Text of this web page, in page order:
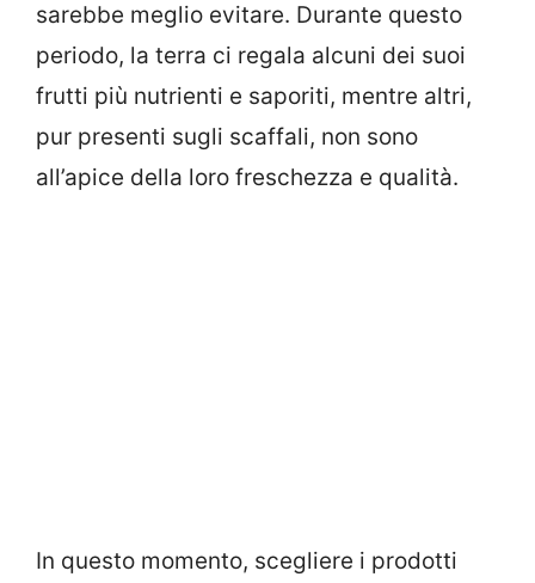
sarebbe meglio evitare. Durante questo
periodo, la terra ci regala alcuni dei suoi
frutti più nutrienti e saporiti, mentre altri,
pur presenti sugli scaffali, non sono
all’apice della loro freschezza e qualità.
In questo momento, scegliere i prodotti